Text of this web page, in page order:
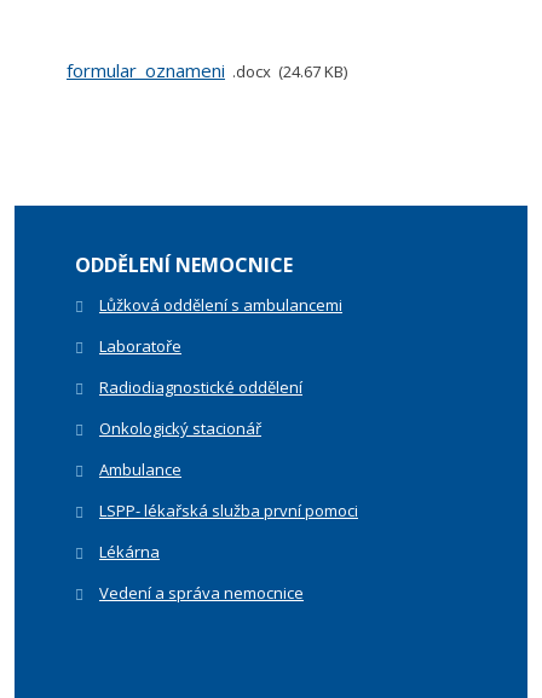
formular_oznameni docx 24.67 KB
ODDĚLENÍ NEMOCNICE
Lůžková oddělení s ambulancemi
Laboratoře
Radiodiagnostické oddělení
Onkologický stacionář
Ambulance
LSPP- lékařská služba první pomoci
Lékárna
Vedení a správa nemocnice